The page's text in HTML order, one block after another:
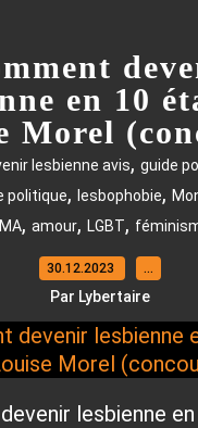
en 10
Morel
lesbienne avis, guide
politique, lesbophobie,
, amour, LGBT,
30.12.2023 …
Par Lybertaire
lesbienne